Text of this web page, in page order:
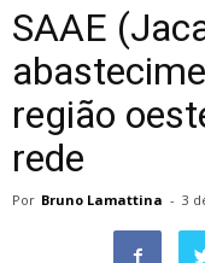
SAAE
região
rede
Por Bruno Lamattina - 3